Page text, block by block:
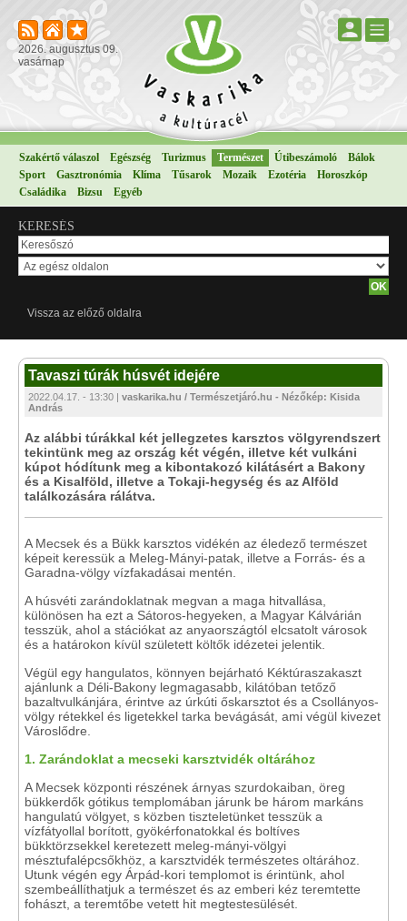
2026. augusztus 09.
vasárnap
Szakértő válaszol Egészség Turizmus Természet Útibeszámoló
Bálok
Sport
Gasztronómia Klíma Tűsarok Mozaik Ezotéria
Horoszkóp
Családika
Bizsu Egyéb
KERESÉS
Vissza az előző oldalra
​Tavaszi túrák húsvét idejére
2022.04.17. - 13:30 | vaskarika.hu / Természetjáró.hu - Nézőkép: Kisida
András
Az alábbi túrákkal két jellegzetes karsztos völgyrendszert
tekintünk meg az ország két végén, illetve két vulkáni
kúpot hódítunk meg a kibontakozó kilátásért a Bakony
és a Kisalföld, illetve a Tokaji-hegység és az Alföld
találkozására rálátva.
A Mecsek és a Bükk karsztos vidékén az éledező természet
képeit keressük a Meleg-Mányi-patak, illetve a Forrás- és a
Garadna-völgy vízfakadásai mentén.
A húsvéti zarándoklatnak megvan a maga hitvallása,
különösen ha ezt a Sátoros-hegyeken, a Magyar Kálvárián
tesszük, ahol a stációkat az anyaországtól elcsatolt városok
és a határokon kívül született költők idézetei jelentik.
Végül egy hangulatos, könnyen bejárható Kéktúraszakaszt
ajánlunk a Déli-Bakony legmagasabb, kilátóban tetőző
bazaltvulkánjára, érintve az úrkúti őskarsztot és a Csollányos-
völgy rétekkel és ligetekkel tarka bevágását, ami végül kivezet
Városlődre.
1. Zarándoklat a mecseki karsztvidék oltárához
A Mecsek központi részének árnyas szurdokaiban, öreg
bükkerdők gótikus templomában járunk be három markáns
hangulatú völgyet, s közben tiszteletünket tesszük a
vízfátyollal borított, gyökérfonatokkal és boltíves
bükktörzsekkel keretezett meleg-mányi-völgyi
mésztufalépcsőkhöz, a karsztvidék természetes oltárához.
Utunk végén egy Árpád-kori templomot is érintünk, ahol
szembeállíthatjuk a természet és az emberi kéz teremtette
fohászt, a teremtőbe vetett hit megtestesülését.